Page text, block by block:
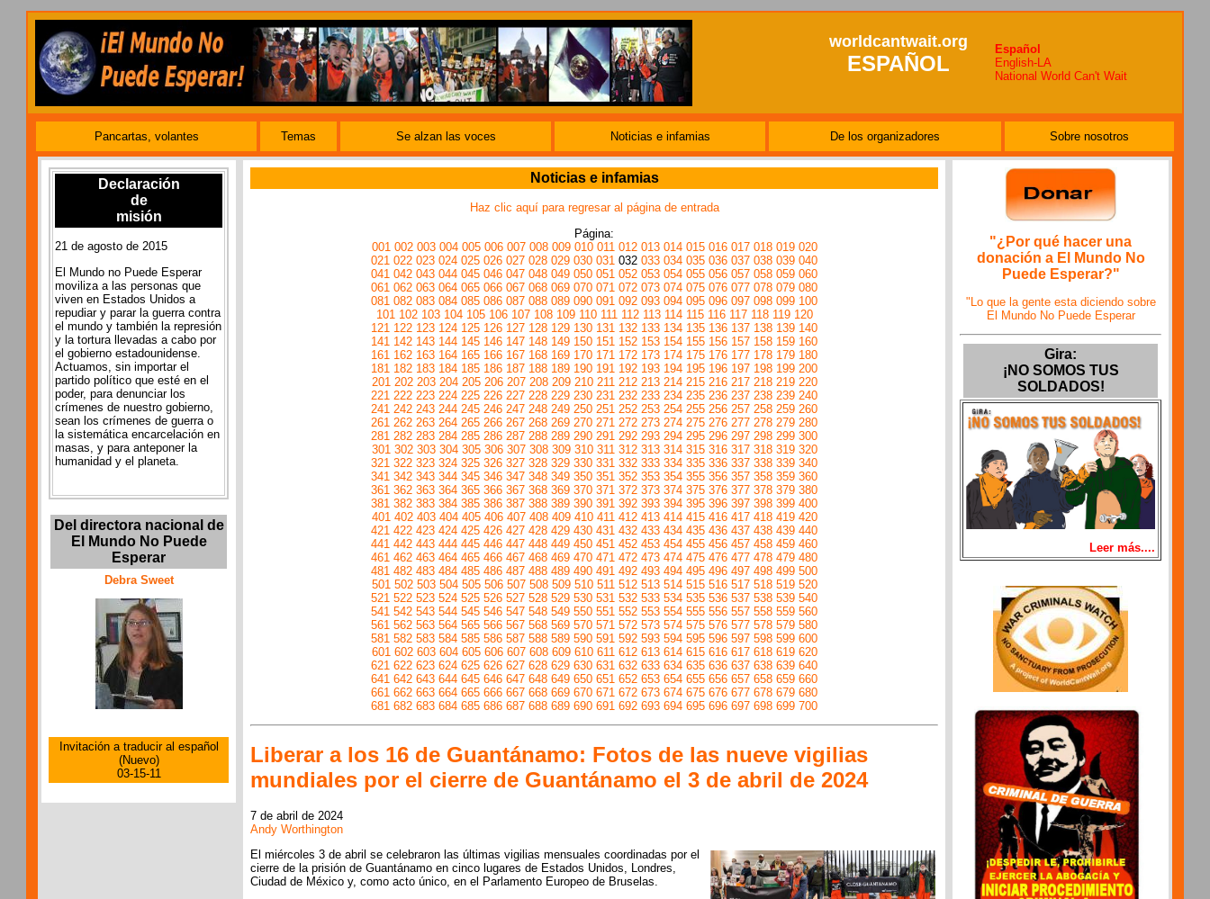
worldcantwait.org
ESPAÑOL
Español
English-LA
National World Can't Wait
Pancartas, volantes Temas Se alzan las voces Noticias e infamias De los organizadores Sobre nosotros
Declaración
de
misión
21 de agosto de 2015
El Mundo no Puede Esperar
moviliza a las personas que
viven en Estados Unidos a
repudiar y parar la guerra contra
el mundo y también la represión
y la tortura llevadas a cabo por
el gobierno estadounidense.
Actuamos, sin importar el
partido político que esté en el
poder, para denunciar los
crímenes de nuestro gobierno,
sean los crímenes de guerra o
la sistemática encarcelación en
masas, y para anteponer la
humanidad y el planeta.
Del directora nacional de
El Mundo No Puede
Esperar
Debra Sweet
Invitación a traducir al español
(Nuevo)
03-15-11
"¿Por qué hacer una
donación a El Mundo No
Puede Esperar?"
"Lo que la gente esta diciendo sobre
El Mundo No Puede Esperar
Gira:
¡NO SOMOS TUS
SOLDADOS!
Leer más....
Noticias e infamias
Haz clic aquí para regresar al página de entrada
Página:
001 002 003 004 005 006 007 008 009 010 011 012 013 014 015 016 017 018 019 020
021 022 023 024 025 026 027 028 029 030 031 032 033 034 035 036 037 038 039 040
041 042 043 044 045 046 047 048 049 050 051 052 053 054 055 056 057 058 059 060
061 062 063 064 065 066 067 068 069 070 071 072 073 074 075 076 077 078 079 080
081 082 083 084 085 086 087 088 089 090 091 092 093 094 095 096 097 098 099 100
101 102 103 104 105 106 107 108 109 110 111 112 113 114 115 116 117 118 119 120
121 122 123 124 125 126 127 128 129 130 131 132 133 134 135 136 137 138 139 140
141 142 143 144 145 146 147 148 149 150 151 152 153 154 155 156 157 158 159 160
161 162 163 164 165 166 167 168 169 170 171 172 173 174 175 176 177 178 179 180
181 182 183 184 185 186 187 188 189 190 191 192 193 194 195 196 197 198 199 200
201 202 203 204 205 206 207 208 209 210 211 212 213 214 215 216 217 218 219 220
221 222 223 224 225 226 227 228 229 230 231 232 233 234 235 236 237 238 239 240
241 242 243 244 245 246 247 248 249 250 251 252 253 254 255 256 257 258 259 260
261 262 263 264 265 266 267 268 269 270 271 272 273 274 275 276 277 278 279 280
281 282 283 284 285 286 287 288 289 290 291 292 293 294 295 296 297 298 299 300
301 302 303 304 305 306 307 308 309 310 311 312 313 314 315 316 317 318 319 320
321 322 323 324 325 326 327 328 329 330 331 332 333 334 335 336 337 338 339 340
341 342 343 344 345 346 347 348 349 350 351 352 353 354 355 356 357 358 359 360
361 362 363 364 365 366 367 368 369 370 371 372 373 374 375 376 377 378 379 380
381 382 383 384 385 386 387 388 389 390 391 392 393 394 395 396 397 398 399 400
401 402 403 404 405 406 407 408 409 410 411 412 413 414 415 416 417 418 419 420
421 422 423 424 425 426 427 428 429 430 431 432 433 434 435 436 437 438 439 440
441 442 443 444 445 446 447 448 449 450 451 452 453 454 455 456 457 458 459 460
461 462 463 464 465 466 467 468 469 470 471 472 473 474 475 476 477 478 479 480
481 482 483 484 485 486 487 488 489 490 491 492 493 494 495 496 497 498 499 500
501 502 503 504 505 506 507 508 509 510 511 512 513 514 515 516 517 518 519 520
521 522 523 524 525 526 527 528 529 530 531 532 533 534 535 536 537 538 539 540
541 542 543 544 545 546 547 548 549 550 551 552 553 554 555 556 557 558 559 560
561 562 563 564 565 566 567 568 569 570 571 572 573 574 575 576 577 578 579 580
581 582 583 584 585 586 587 588 589 590 591 592 593 594 595 596 597 598 599 600
601 602 603 604 605 606 607 608 609 610 611 612 613 614 615 616 617 618 619 620
621 622 623 624 625 626 627 628 629 630 631 632 633 634 635 636 637 638 639 640
641 642 643 644 645 646 647 648 649 650 651 652 653 654 655 656 657 658 659 660
661 662 663 664 665 666 667 668 669 670 671 672 673 674 675 676 677 678 679 680
681 682 683 684 685 686 687 688 689 690 691 692 693 694 695 696 697 698 699 700
Liberar a los 16 de Guantánamo: Fotos de las nueve vigilias
mundiales por el cierre de Guantánamo el 3 de abril de 2024
7 de abril de 2024
Andy Worthington
El miércoles 3 de abril se celebraron las últimas vigilias mensuales coordinadas por el
cierre de la prisión de Guantánamo en cinco lugares de Estados Unidos, Londres,
Ciudad de México y, como acto único, en el Parlamento Europeo de Bruselas.